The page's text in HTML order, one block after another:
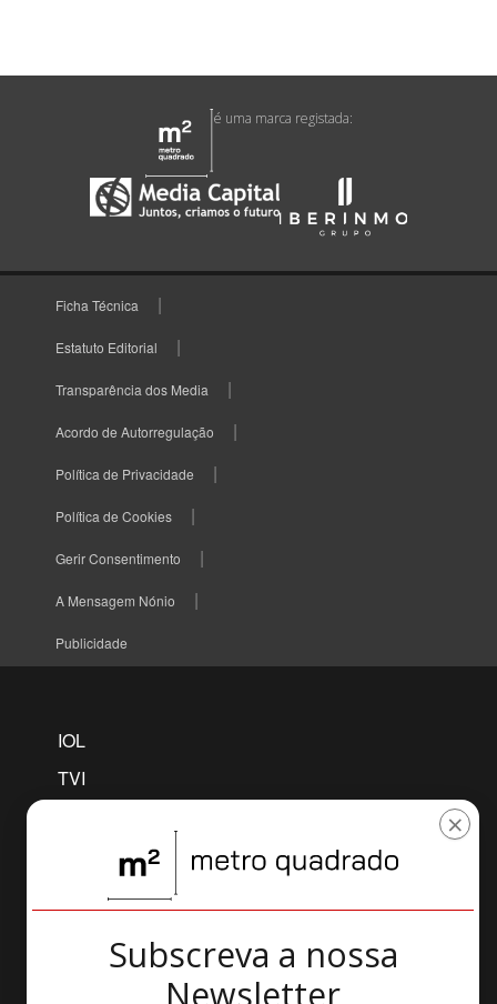
é uma marca registada:
Ficha Técnica
Estatuto Editorial
Transparência dos Media
Acordo de Autorregulação
Política de Privacidade
Política de Cookies
Gerir Consentimento
A Mensagem Nónio
Publicidade
IOL
TVI
MAISFUTEBOL
×
Subscreva a nossa
Newsletter